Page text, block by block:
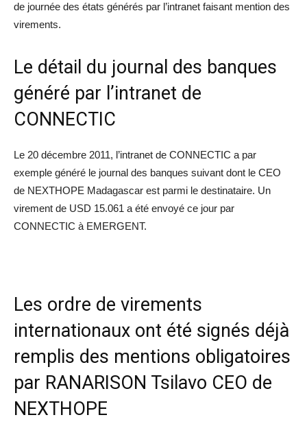
de journée des états générés par l’intranet faisant mention des
virements.
Le détail du journal des banques
généré par l’intranet de
CONNECTIC
Le 20 décembre 2011, l’intranet de CONNECTIC a par
exemple généré le journal des banques suivant dont le CEO
de NEXTHOPE Madagascar est parmi le destinataire. Un
virement de USD 15.061 a été envoyé ce jour par
CONNECTIC à EMERGENT.
Les ordre de virements
internationaux ont été signés déjà
remplis des mentions obligatoires
par RANARISON Tsilavo CEO de
NEXTHOPE